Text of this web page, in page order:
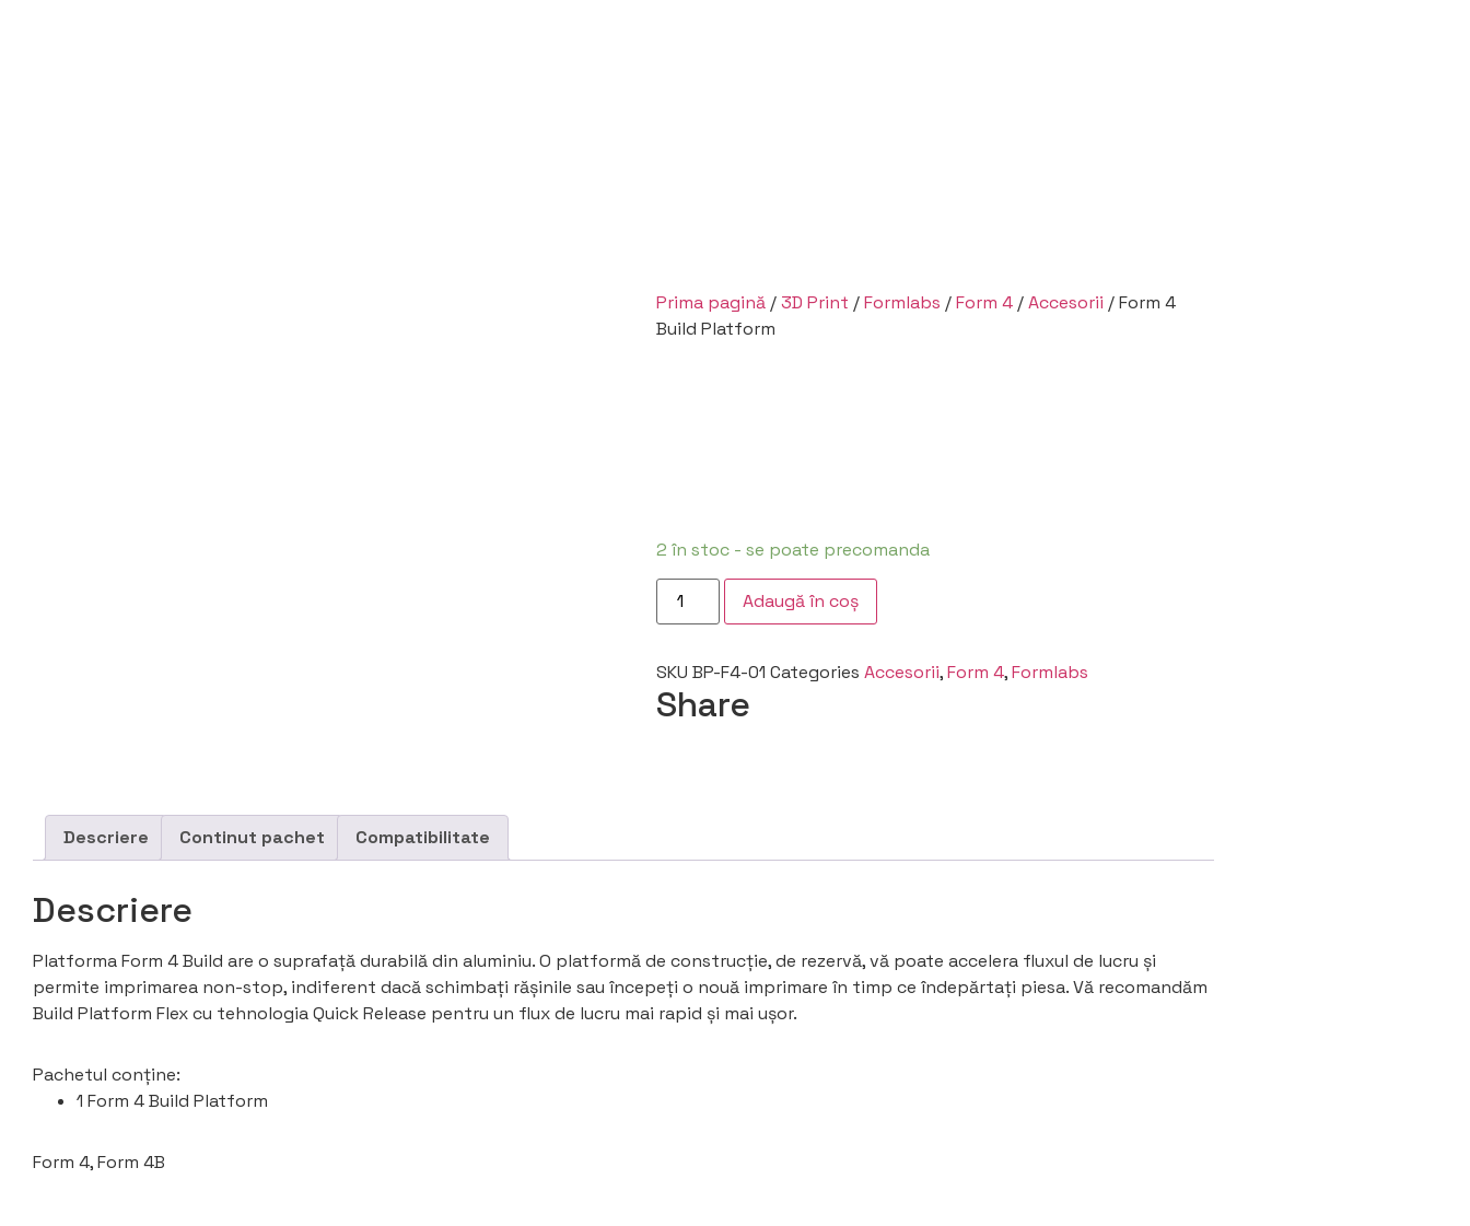
Prima pagină /3D Print /Formlabs /Form 4 /Accesorii / Form 4
Build Platform
2 în stoc - se poate precomanda
Adaugă în coș
SKU BP-F4-01 Categories Accesorii,Form 4,Formlabs
Share
Descriere Continut pachet Compatibilitate
Descriere
Platforma Form 4 Build are o suprafață durabilă din aluminiu.O platformă de construcție, de rezervă, vă poate accelera fluxul de lucru și
permite imprimarea non-stop, indiferent dacă schimbați rășinile sau începeți o nouă imprimare în timp ce îndepărtați piesa.Vă recomandăm
Build Platform Flex cu tehnologia Quick Release pentru un flux de lucru mai rapid și mai ușor.
Pachetul conține:
1 Form 4 Build Platform
Form 4, Form 4B